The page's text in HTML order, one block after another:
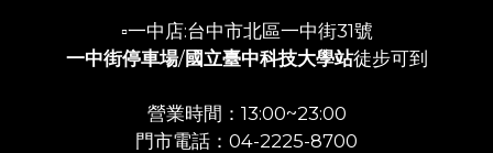
▫️一中店:台中市北區一中街31號
一中街停車場/國立臺中科技大學站徒步可到
營業時間：13:00~23:00
門市電話：04-2225-8700